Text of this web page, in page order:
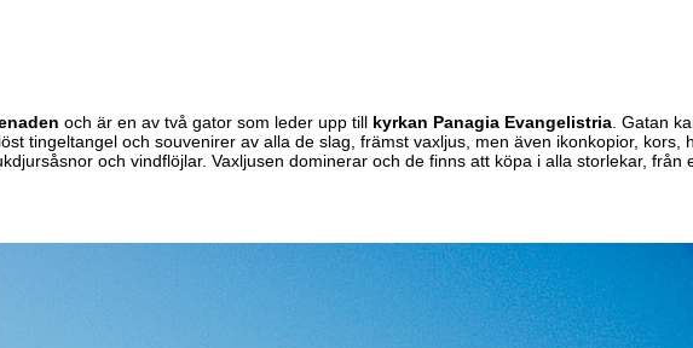
och är en av två gator som leder upp till kyrkan Panagia Evangelistria . Gatan
tingeltangel och souvenirer av alla de slag, främst vaxljus, men även ikonkopior, kors,
och vindflöjlar. Vaxljusen dominerar och de finns att köpa i alla storlekar, från